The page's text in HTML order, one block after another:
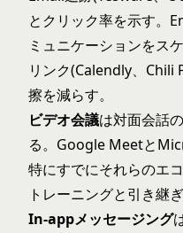
とクリック率を示す。
ミュニケーションをス
リンク(Calendly、Chili
擦を減らす。
ビデオ会議は対面会話
る。Google Meetと
特にすでにそれらのエ
トレーニングと引き継
In-appメッセージング